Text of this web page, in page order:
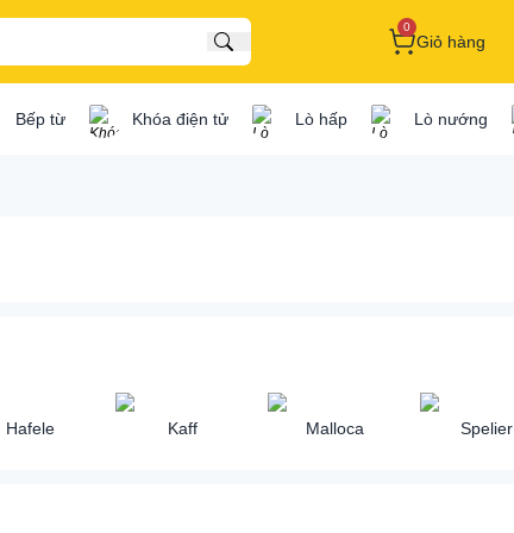
Tìm kiếm
Giỏ hàng
0
Bếp điện từ Canzy Bếp từ Cata
Bếp từ Khóa điện tử Lò hấp Lò nướng
Hafele Kaff Malloca Spelier